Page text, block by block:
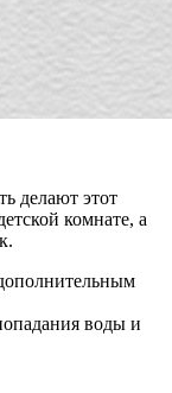
делают этот
комнате, а
воды и